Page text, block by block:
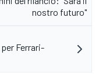
nostro futuro"
Ferrari-